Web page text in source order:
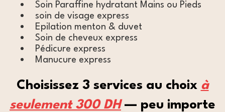
Soin Paraffine hydratant Mains ou Pieds
soin de visage express
Epilation menton & duvet
Soin de cheveux express
Pédicure express
Manucure express
Choisissez 3 services au choix à
seulement 300 DH— peu importe